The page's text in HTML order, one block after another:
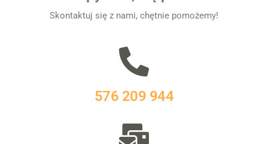
Skontaktuj się z nami, chętnie pomożemy!
576 209 944